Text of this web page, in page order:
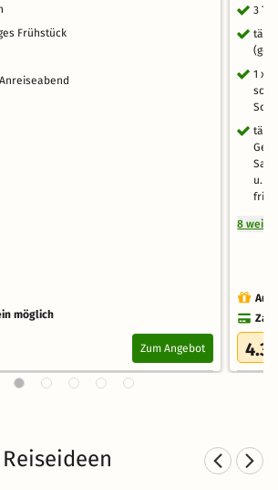
Frühstück
möglich
Zum Angebot
3
1 x
u.
8
4.3
in Bad Füssing